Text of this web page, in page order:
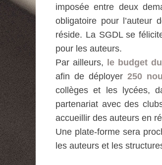
imposée entre deux
obligatoire pour l’auteur
réside. La SGDL se
pour les auteurs.
Par ailleurs,
le budget
afin de déployer250
collèges et les lycées,
partenariat avec des
accueillir des auteurs en
Une plate-forme sera
les auteurs et les